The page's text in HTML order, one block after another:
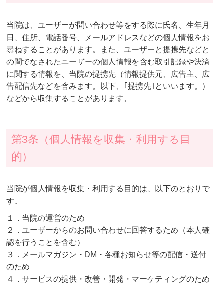
当院は、ユーザーが問い合わせ等をする際に氏名、生年月
日、住所、電話番号、メールアドレスなどの個人情報をお
尋ねすることがあります。また、ユーザーと提携先などと
の間でなされたユーザーの個人情報を含む取引記録や決済
に関する情報を、当院の提携先（情報提供元、広告主、広
告配信先などを含みます。以下、｢提携先｣といいます。）
などから収集することがあります。
第3条（個人情報を収集・利用する目
的）
当院が個人情報を収集・利用する目的は、以下のとおりで
す。
１．当院の運営のため
２．ユーザーからのお問い合わせに回答するため（本人確
認を行うことを含む）
３．メールマガジン・DM・各種お知らせ等の配信・送付
のため
４．サービスの提供・改善・開発・マーケティングのため